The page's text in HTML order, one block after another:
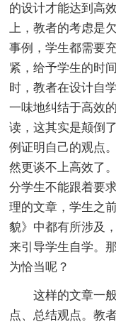
的设计才能达到高
上，教者的考虑是
事例，学生都需要
紧，给予学生的时
时，教者在设计自
一味地纠结于高效
读，这其实是颠倒
例证明自己的观点
然更谈不上高效了
分学生不能跟着要
理的文章，学生之
貌》中都有所涉及
来引导学生自学。
为恰当呢？
这样的文章一
点、总结观点。教